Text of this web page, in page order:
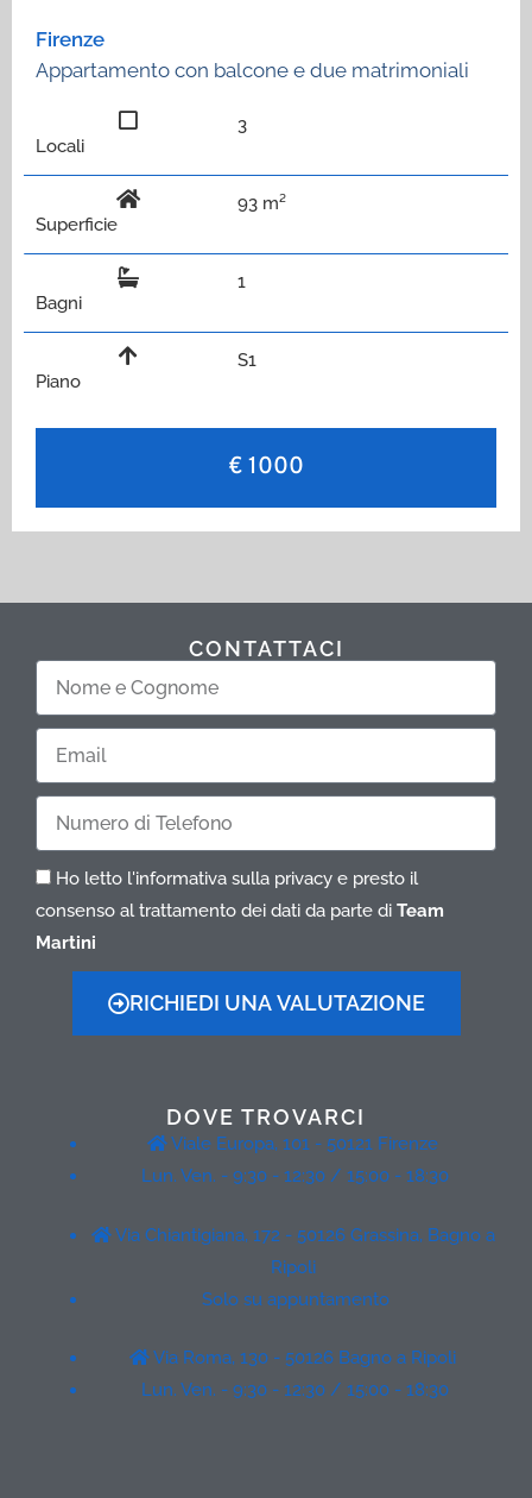
Firenze
Appartamento con balcone e due matrimoniali
Locali
3
Superficie
93 m²
Bagni
1
Piano
S1
€ 1000
CONTATTACI
e
Cognome
Ho letto l'informativa sulla privacy e presto il
consenso al trattamento dei dati da parte di Team
Martini
RICHIEDI UNA VALUTAZIONE
DOVE TROVARCI
Viale Europa, 101 - 50121 Firenze
Lun. Ven. - 9:30 - 12:30 / 15:00 - 18:30
Via Chiantigiana, 172 - 50126 Grassina, Bagno a
Ripoli
Solo su appuntamento
Via Roma, 130 - 50126 Bagno a Ripoli
Lun. Ven. - 9:30 - 12:30 / 15:00 - 18:30